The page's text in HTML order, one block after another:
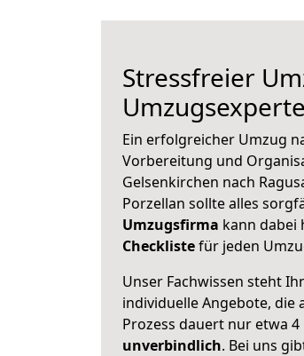
Stressfreier
Ein erfolgreicher Umzug
Vorbereitung und
Gelsenkirchen nach
Porzellan sollte alles
Umzugsfirma kann dabei
Checklistefür jeden
Unser Fachwissen steht
individuelle Angebote, die
Prozess dauert nur etwa
unverbindlich. Bei uns